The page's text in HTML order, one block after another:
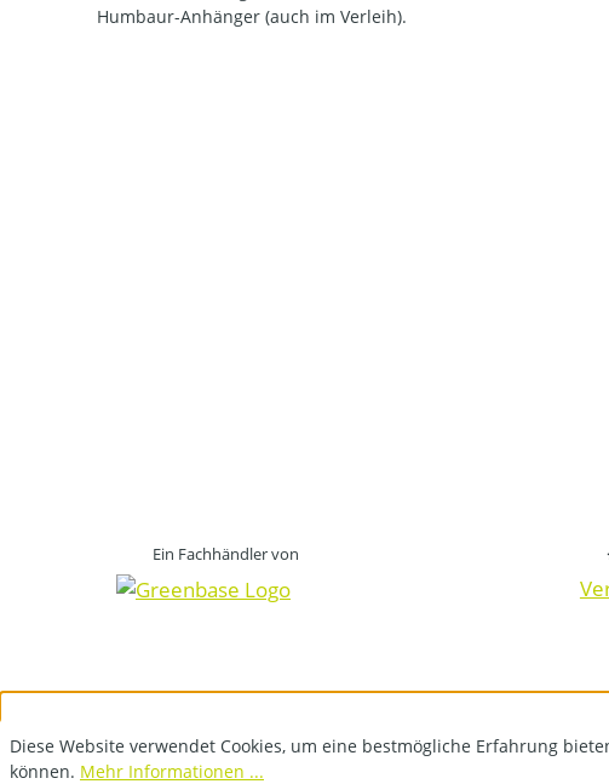
Humbaur-Anhänger (auch im Verleih).
Ein Fachhändler von
Diese Website verwendet Cookies, um eine bestmögliche Erfahrung
können. Mehr Informationen ...